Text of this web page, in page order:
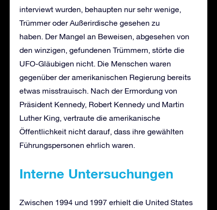
interviewt wurden, behaupten nur sehr wenige,
Trümmer oder Außerirdische gesehen zu
haben. Der Mangel an Beweisen, abgesehen von
den winzigen, gefundenen Trümmern, störte die
UFO-Gläubigen nicht. Die Menschen waren
gegenüber der amerikanischen Regierung bereits
etwas misstrauisch. Nach der Ermordung von
Präsident Kennedy, Robert Kennedy und Martin
Luther King, vertraute die amerikanische
Öffentlichkeit nicht darauf, dass ihre gewählten
Führungspersonen ehrlich waren.
Interne Untersuchungen
Zwischen 1994 und 1997 erhielt die United States